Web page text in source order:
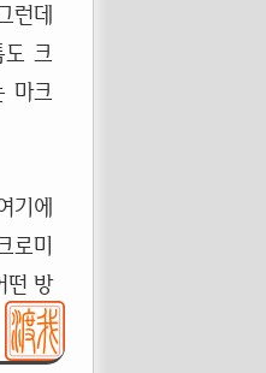
런데
크
마크
기에
로미
떤 방